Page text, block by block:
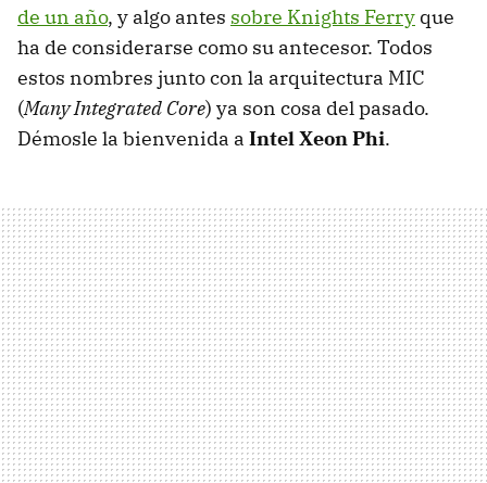
de un año, y algo antes sobre Knights Ferry que
ha de considerarse como su antecesor. Todos
estos nombres junto con la arquitectura MIC
(Many Integrated Core) ya son cosa del pasado.
Démosle la bienvenida a Intel Xeon Phi.